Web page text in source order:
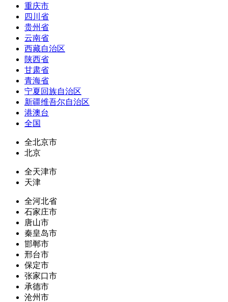
重庆市
四川省
贵州省
云南省
西藏自治区
陕西省
甘肃省
青海省
宁夏回族自治区
新疆维吾尔自治区
港澳台
全国
全北京市
北京
全天津市
天津
全河北省
石家庄市
唐山市
秦皇岛市
邯郸市
邢台市
保定市
张家口市
承德市
沧州市